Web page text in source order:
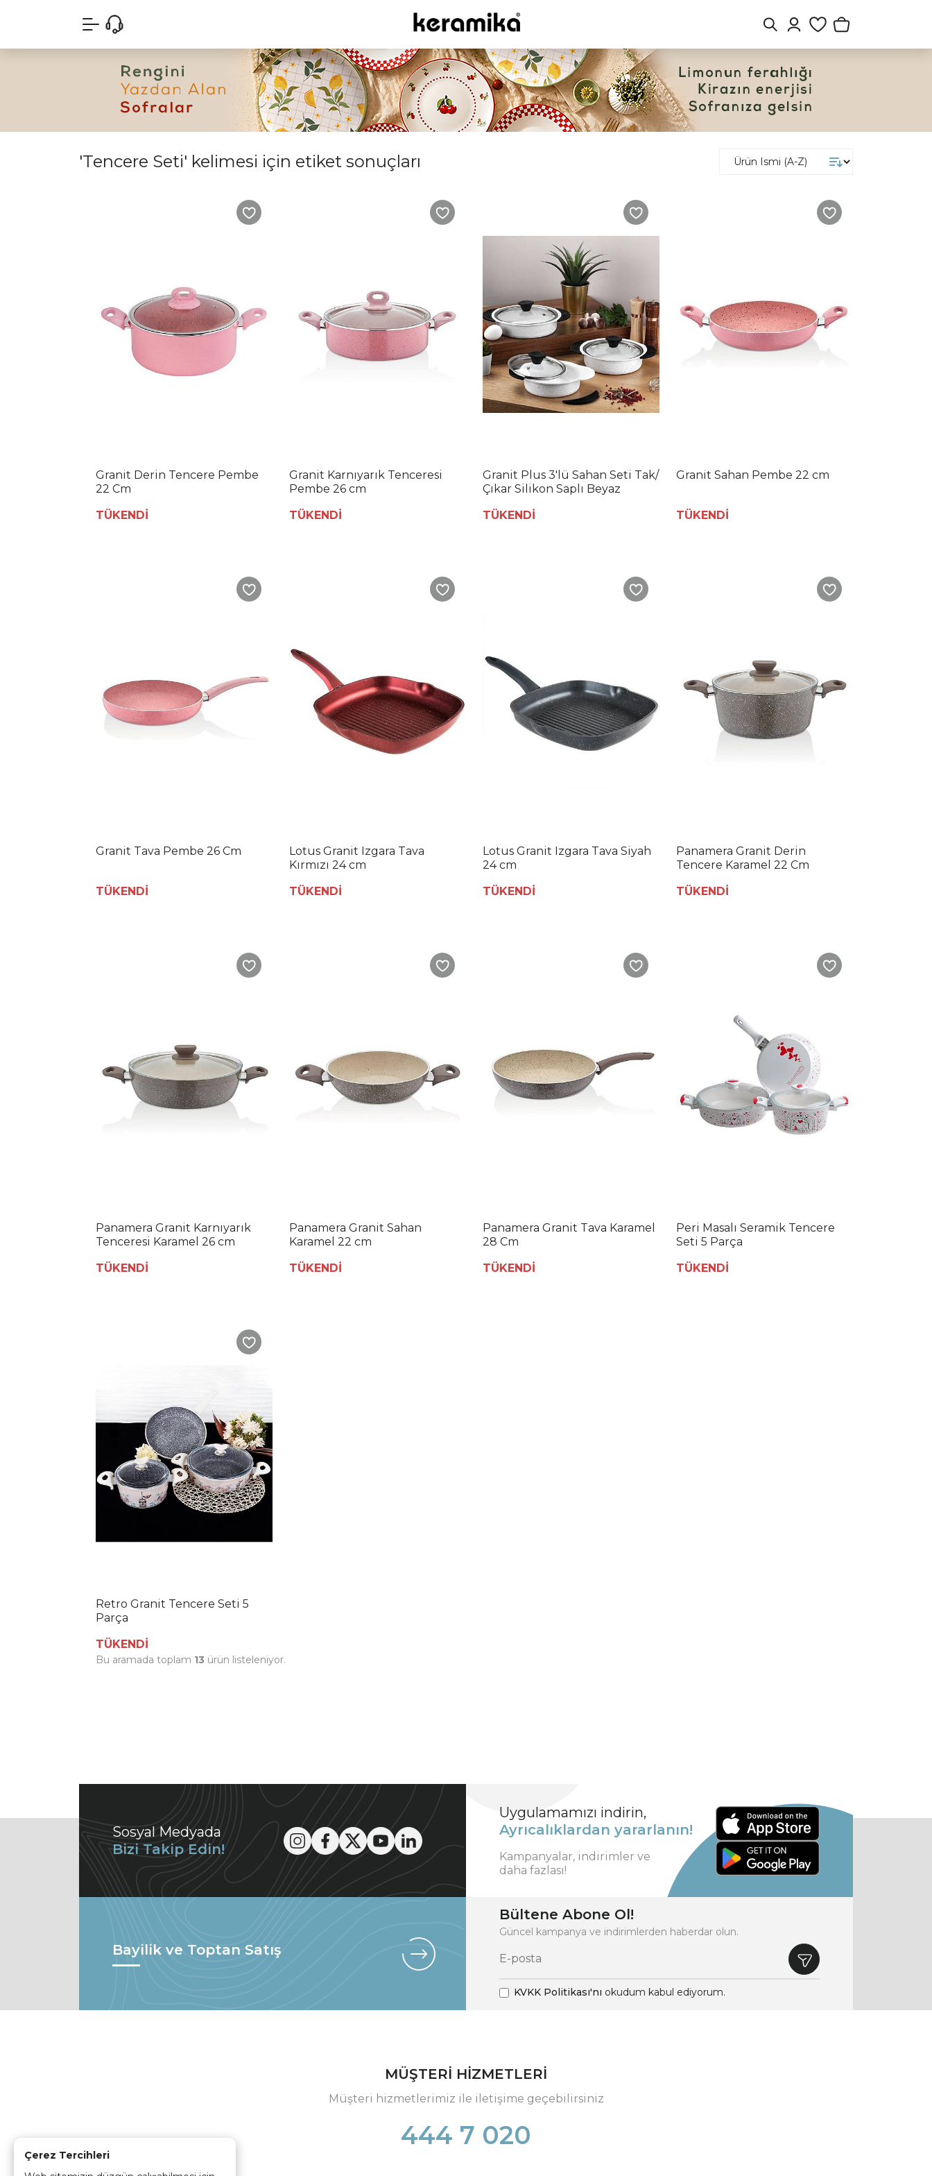
Çerez Tercihleri
'Tencere Seti' kelimesi için etiket sonuçları
Granit Derin Tencere Pembe
22 Cm
TÜKENDİ
Granit Karnıyarık Tenceresi
Pembe 26 cm
TÜKENDİ
Granit Plus 3'lü Sahan Seti Tak/
Çıkar Silikon Saplı Beyaz
TÜKENDİ
Granit Sahan Pembe 22 cm
TÜKENDİ
Granit Tava Pembe 26 Cm
TÜKENDİ
Lotus Granit Izgara Tava
Kırmızı 24 cm
TÜKENDİ
Lotus Granit Izgara Tava Siyah
24 cm
TÜKENDİ
Panamera Granit Derin
Tencere Karamel 22 Cm
TÜKENDİ
Panamera Granit Karnıyarık
Tenceresi Karamel 26 cm
TÜKENDİ
Panamera Granit Sahan
Karamel 22 cm
TÜKENDİ
Panamera Granit Tava Karamel
28 Cm
TÜKENDİ
Peri Masalı Seramik Tencere
Seti 5 Parça
TÜKENDİ
Retro Granit Tencere Seti 5
Parça
TÜKENDİ
Bu aramada toplam 13 ürün listeleniyor.
Sosyal Medyada
Bizi Takip Edin!
Uygulamamızı indirin,
Ayrıcalıklardan yararlanın!
Kampanyalar, indirimler ve
daha fazlası!
Bayilik ve Toptan Satış
Bültene Abone Ol!
Güncel kampanya ve indirimlerden haberdar olun.
KVKK Politikası'nı okudum kabul ediyorum.
MÜŞTERİ HİZMETLERİ
Müşteri hizmetlerimiz ile iletişime geçebilirsiniz
444 7 020